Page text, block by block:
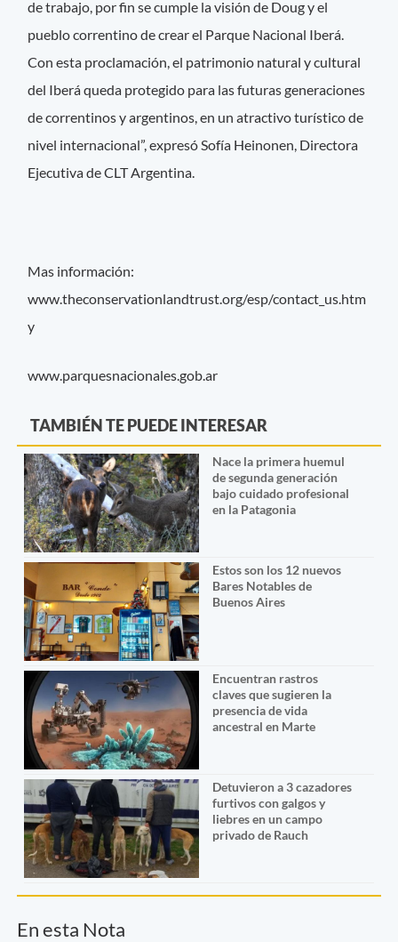
de trabajo, por fin se cumple la visión de Doug y el
pueblo correntino de crear el Parque Nacional Iberá.
Con esta proclamación, el patrimonio natural y cultural
del Iberá queda protegido para las futuras generaciones
de correntinos y argentinos, en un atractivo turístico de
nivel internacional”, expresó Sofía Heinonen, Directora
Ejecutiva de CLT Argentina.
Mas información:
www.theconservationlandtrust.org/esp/contact_us.htm
y
www.parquesnacionales.gob.ar
TAMBIÉN TE PUEDE INTERESAR
Nace la primera huemul
de segunda generación
bajo cuidado profesional
en la Patagonia
Estos son los 12 nuevos
Bares Notables de
Buenos Aires
Encuentran rastros
claves que sugieren la
presencia de vida
ancestral en Marte
Detuvieron a 3 cazadores
furtivos con galgos y
liebres en un campo
privado de Rauch
En esta Nota